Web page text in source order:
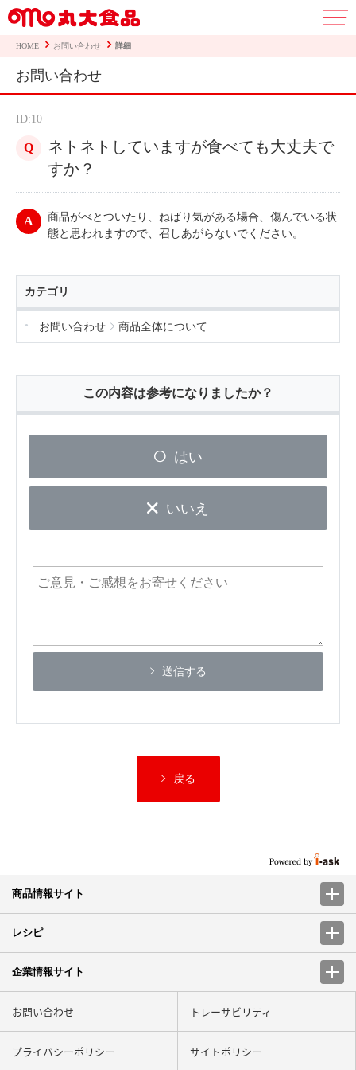
HOME お問い合わせ 詳細
お問い合わせ
ID:10
ネトネトしていますが食べても大丈夫で
すか？
商品がべとついたり、ねばり気がある場合、傷んでいる状
態と思われますので、召しあがらないでください。
カテゴリ
お問い合わせ 商品全体について
この内容は参考になりましたか？
はい
いいえ
送信する
戻る
商品情報サイト
レシピ
企業情報サイト
お問い合わせ トレーサビリティ
プライバシーポリシー サイトポリシー